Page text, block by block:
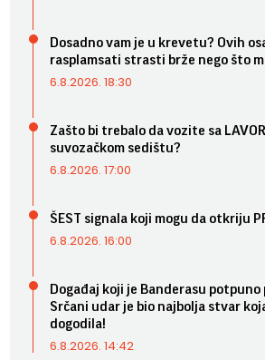
Dosadno vam je u krevetu? Ovih
rasplamsati strasti brže nego što
6.8.2026. 18:30
Zašto bi trebalo da vozite sa
suvozačkom sedištu?
6.8.2026. 17:00
ŠEST signala koji mogu da otkriju
6.8.2026. 16:00
Događaj koji je Banderasu
Srčani udar je bio najbolja stvar
dogodila!
6.8.2026. 14:42